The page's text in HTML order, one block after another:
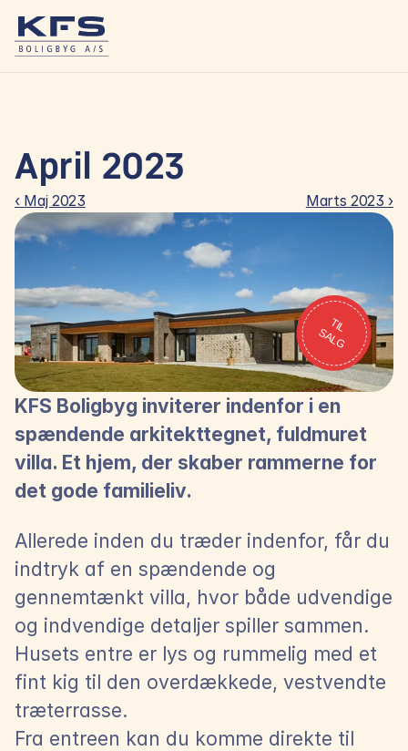
April 2023
‹ Maj 2023 Marts 2023 ›
T
IL
S
A
L
G
KFS Boligbyg inviterer indenfor i en
spændende arkitekttegnet, fuldmuret
villa. Et hjem, der skaber rammerne for
det gode familieliv.
Allerede inden du træder indenfor, får du
indtryk af en spændende og
gennemtænkt villa, hvor både udvendige
og indvendige detaljer spiller sammen.
Husets entre er lys og rummelig med et
fint kig til den overdækkede, vestvendte
træterrasse.
Fra entreen kan du komme direkte til